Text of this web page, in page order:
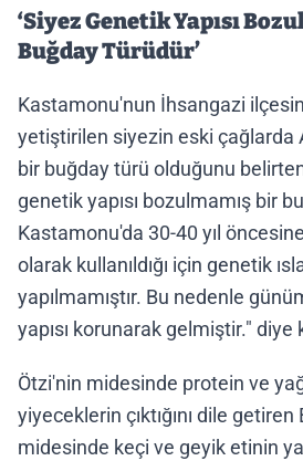
‘Siyez Genetik Yapısı
Buğday Türüdür’
Kastamonu'nun İhsangazi
yetiştirilen siyezin eski çağlarda
bir buğday türü olduğunu
genetik yapısı bozulmamış bir
Kastamonu'da 30-40 yıl
olarak kullanıldığı için genetik
yapılmamıştır. Bu nedenle
yapısı korunarak gelmiştir." diye
Ötzi'nin midesinde protein ve
yiyeceklerin çıktığını dile
midesinde keçi ve geyik etinin